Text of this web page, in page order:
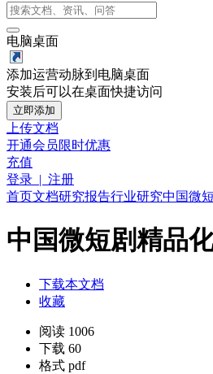
电脑桌面
添加运营动脉到电脑桌面
安装后可以在桌面快捷访问
立即添加
上传文档
开通会员限时优惠
充值
登录 | 注册
首页文档研究报告行业研究中国微
中国微短剧精品
下载本文档
收藏
阅读 1006
下载 60
格式 pdf